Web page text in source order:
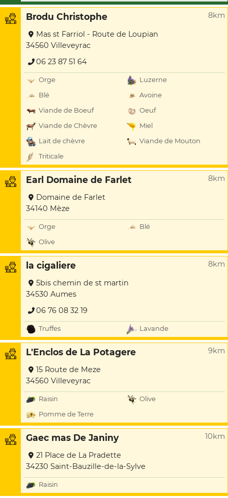
Brodu Christophe 8km
Mas st Farriol - Route de Loupian
34560 Villeveyrac
06 23 87 51 64
Orge
Luzerne
Blé
Avoine
Viande de Boeuf
Oeuf
Viande de Chèvre
Miel
Lait de chèvre
Viande de Mouton
Triticale
Earl Domaine de Farlet 8km
Domaine de Farlet
34140 Mèze
Orge
Blé
Olive
la cigaliere 8km
5bis chemin de st martin
34530 Aumes
06 76 08 32 19
Truffes Lavande
L'Enclos de La Potagere 9km
15 Route de Meze
34560 Villeveyrac
Raisin
Olive
Pomme de Terre
Gaec mas De Janiny 10km
21 Place de La Pradette
34230 Saint-Bauzille-de-la-Sylve
Raisin